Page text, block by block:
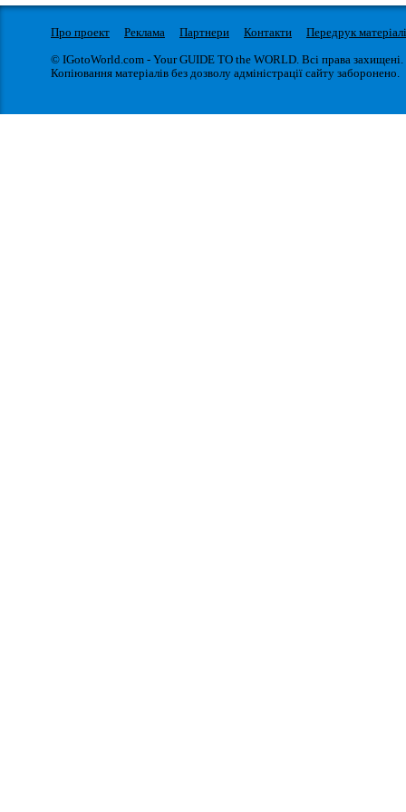
Про проект Реклама Партнери Контакти
Передрук
© IGotoWorld.com - Your GUIDE TO the WORLD. Всі права захищені.
Копіювання матеріалів без дозволу адміністрації сайту заборонено.